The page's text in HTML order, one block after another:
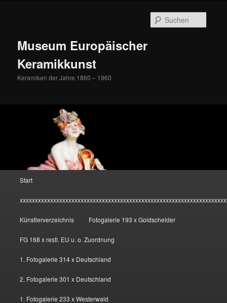
Museum Europäischer
Keramikkunst
Keramiken der Jahre 1860 – 1960
Start
Künstlerverzeichnis Fotogalerie 193 x Goldscheider
FG 168 x restl. EU u. o. Zuordnung
1. Fotogalerie 314 x Deutschland
2. Fotogalerie 301 x Deutschland
1. Fotogalerie 233 x Westerwald